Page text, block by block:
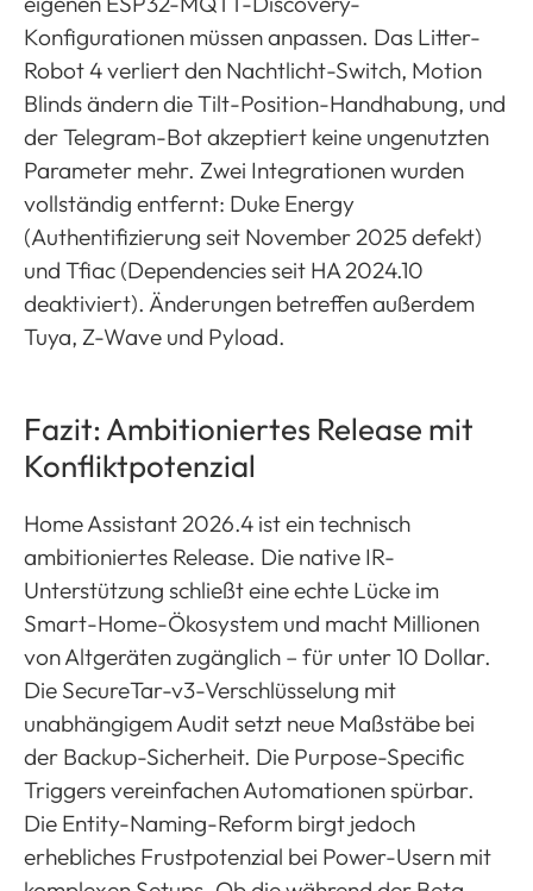
Konfigurationen müssen anpassen. Das Litter-
Robot 4 verliert den Nachtlicht-Switch, Motion
Blinds ändern die Tilt-Position-Handhabung, und
der Telegram-Bot akzeptiert keine ungenutzten
Parameter mehr. Zwei Integrationen wurden
vollständig entfernt: Duke Energy
(Authentifizierung seit November 2025 defekt)
und Tfiac (Dependencies seit HA 2024.10
deaktiviert). Änderungen betreffen außerdem
Tuya, Z-Wave und Pyload.
Fazit: Ambitioniertes Release mit
Konfliktpotenzial
Home Assistant 2026.4 ist ein technisch
ambitioniertes Release. Die native IR-
Unterstützung schließt eine echte Lücke im
Smart-Home-Ökosystem und macht Millionen
von Altgeräten zugänglich – für unter 10 Dollar.
Die SecureTar-v3-Verschlüsselung mit
unabhängigem Audit setzt neue Maßstäbe bei
der Backup-Sicherheit. Die Purpose-Specific
Triggers vereinfachen Automationen spürbar.
Die Entity-Naming-Reform birgt jedoch
erhebliches Frustpotenzial bei Power-Usern mit